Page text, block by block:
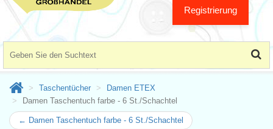
Registrierung
Taschentücher
Damen ETEX
Damen Taschentuch farbe - 6 St./Schachtel
← Damen Taschentuch farbe - 6 St./Schachtel